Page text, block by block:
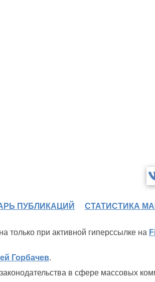
ПУБЛИКАЦИЙ СТАТИСТИКА
только при активной гиперссылке на
Горбачев.
в сфере массовых